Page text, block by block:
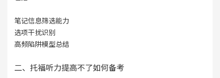
笔记信息筛选能力
选项干扰识别
高频陷阱模型总结
二、托福听力提高不了如何备考